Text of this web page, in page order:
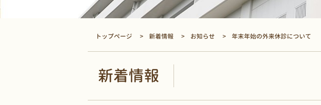
トップページ 新着情報 お知らせ 年末年始の外来休診について
新着情報